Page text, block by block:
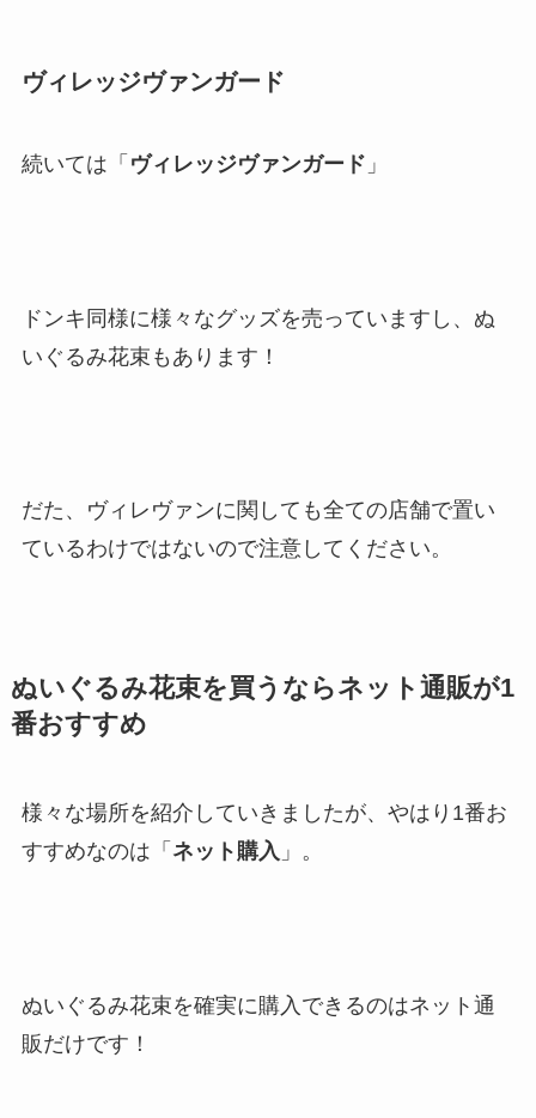
ヴィレッジヴァンガード
続いては「 ヴィレッジヴァンガード 」
ドンキ同様に様々なグッズを売っていますし、ぬ
いぐるみ花束もあります！
だた、ヴィレヴァンに関しても全ての店舗で置い
ているわけではないので注意してください。
ぬいぐるみ花束を買うならネット通販が1
番おすすめ
様々な場所を紹介していきましたが、やはり1番お
すすめなのは「 ネット購入 」。
ぬいぐるみ花束を確実に購入できるのはネット通
販だけです！